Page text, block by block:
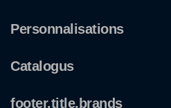
Personnalisations
Catalogus
footer.title.brands